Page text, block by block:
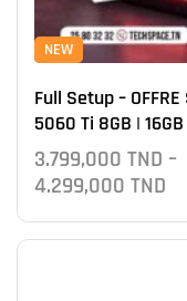
NEW
Full Setup –
5060 Ti 8GB |
512GB
3.799,000 TND –
4.299,000 TND